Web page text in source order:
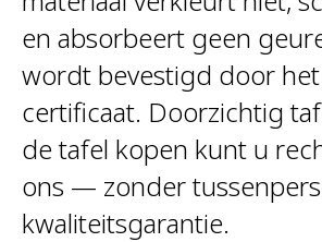
en absorbeert geen
wordt bevestigd door het
certificaat. Doorzichtig
de tafel kopen kunt u
ons — zonder
kwaliteitsgarantie.